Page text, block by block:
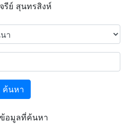
รีย์​ สุนทรสิงห์
ค้นหา
อมูลที่ค้นหา